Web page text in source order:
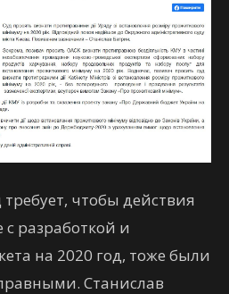
чтобы действия
разработкой и
на 2020 год, тоже были
Станислав